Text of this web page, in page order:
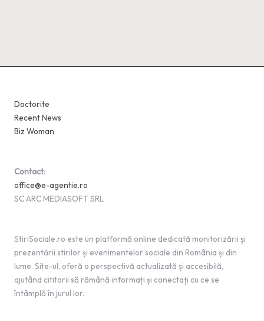
Doctorite
Recent News
Biz Woman
Contact:
office@e-agentie.ro
SC ARC MEDIASOFT SRL
StiriSociale.ro este un platformă online dedicată monitorizării și
prezentării stirilor și evenimentelor sociale din România și din
lume. Site-ul, oferă o perspectivă actualizată și accesibilă,
ajutând cititorii să rămână informați și conectați cu ce se
întâmplă în jurul lor.